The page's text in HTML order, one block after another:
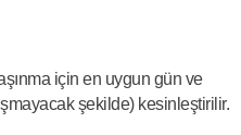
için en uygun gün ve
şekilde) kesinleştirilir.